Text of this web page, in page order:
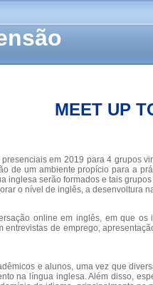
MEET UP
em 2019 para 4
de um ambiente propício para a
serão formados e tais
o nível de inglês, a desenvoltura
online em inglês, em que
de emprego,
e alunos, uma vez que
na língua inglesa. Além disso,